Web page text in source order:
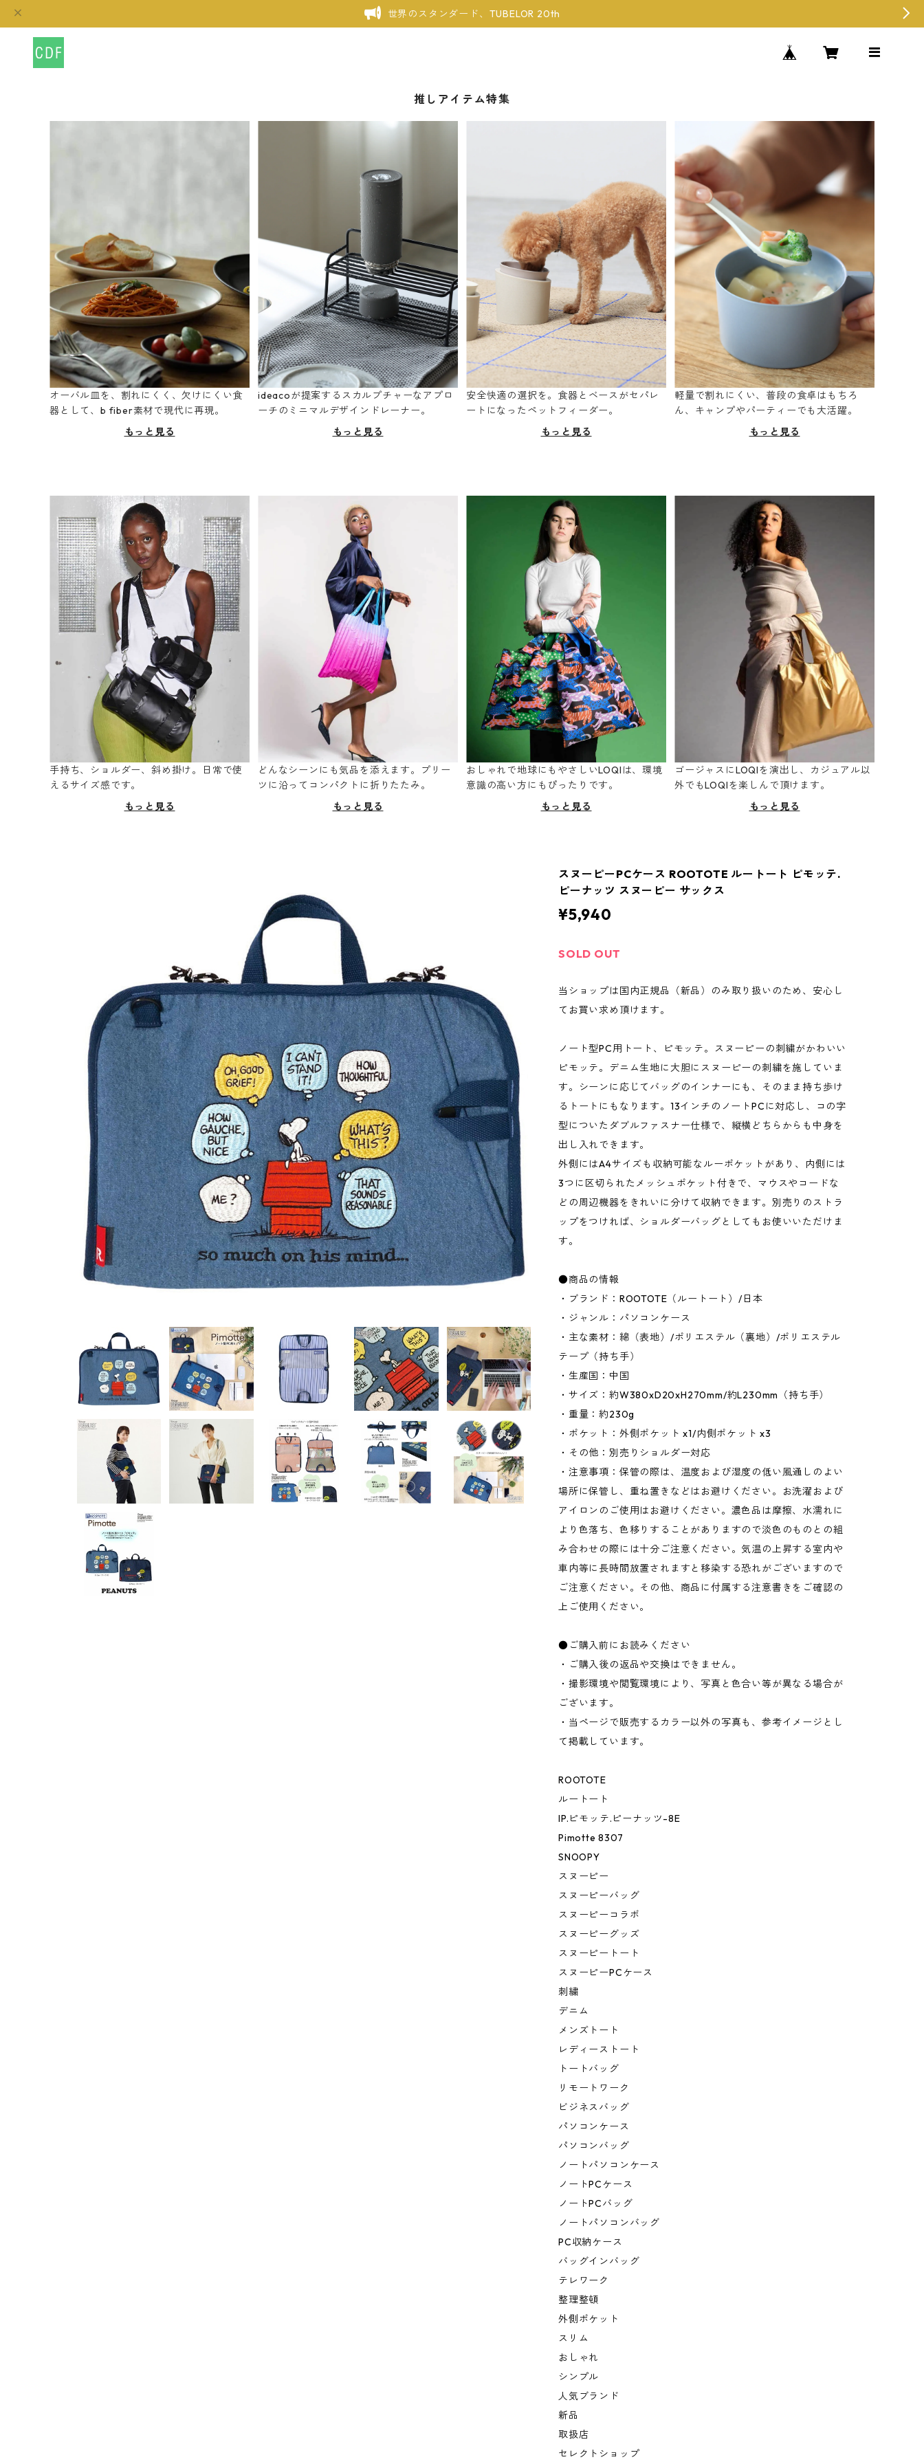
世界のスタンダード、TUBELOR 20th
推しアイテム特集
オーバル皿を、割れにくく、欠けにくい食
器として、b fiber素材で現代に再現。
もっと見る
ideacoが提案するスカルプチャーなアプロ
ーチのミニマルデザインドレーナー。
もっと見る
安全快適の選択を。食器とベースがセパレ
ートになったペットフィーダー。
もっと見る
軽量で割れにくい、普段の食卓はもちろ
ん、キャンプやパーティーでも大活躍。
もっと見る
手持ち、ショルダー、斜め掛け。日常で使
えるサイズ感です。
もっと見る
どんなシーンにも気品を添えます。プリー
ツに沿ってコンパクトに折りたたみ。
もっと見る
おしゃれで地球にもやさしいLOQIは、環境
意識の高い方にもぴったりです。
もっと見る
ゴージャスにLOQIを演出し、カジュアル以
外でもLOQIを楽しんで頂けます。
もっと見る
スヌーピーPCケース ROOTOTE ルートート ピモッテ.
ピーナッツ スヌーピー サックス
¥5,940
SOLD OUT
当ショップは国内正規品（新品）のみ取り扱いのため、安心し
てお買い求め頂けます。
ノート型PC用トート、ピモッテ。スヌーピーの刺繍がかわいい
ピモッテ。デニム生地に大胆にスヌーピーの刺繍を施していま
す。シーンに応じてバッグのインナーにも、そのまま持ち歩け
るトートにもなります。13インチのノートPCに対応し、コの字
型についたダブルファスナー仕様で、縦横どちらからも中身を
出し入れできます。
外側にはA4サイズも収納可能なルーポケットがあり、内側には
3つに区切られたメッシュポケット付きで、マウスやコードな
どの周辺機器をきれいに分けて収納できます。別売りのストラ
ップをつければ、ショルダーバッグとしてもお使いいただけま
す。
●商品の情報
・ブランド：ROOTOTE（ルートート）/日本
・ジャンル：パソコンケース
・主な素材：綿（表地）/ポリエステル（裏地）/ポリエステル
テープ（持ち手）
・生産国：中国
・サイズ：約W380xD20xH270mm/約L230mm（持ち手）
・重量：約230g
・ポケット：外側ポケット x1/内側ポケット x3
・その他：別売りショルダー対応
・注意事項：保管の際は、温度および湿度の低い風通しのよい
場所に保管し、重ね置きなどはお避けください。お洗濯および
アイロンのご使用はお避けください。濃色品は摩擦、水濡れに
より色落ち、色移りすることがありますので淡色のものとの組
み合わせの際には十分ご注意ください。気温の上昇する室内や
車内等に長時間放置されますと移染する恐れがございますので
ご注意ください。その他、商品に付属する注意書きをご確認の
上ご使用ください。
●ご購入前にお読みください
・ご購入後の返品や交換はできません。
・撮影環境や閲覧環境により、写真と色合い等が異なる場合が
ございます。
・当ページで販売するカラー以外の写真も、参考イメージとし
て掲載しています。
ROOTOTE
ルートート
IP.ピモッテ.ピーナッツ-8E
Pimotte 8307
SNOOPY
スヌーピー
スヌーピーバッグ
スヌーピーコラボ
スヌーピーグッズ
スヌーピートート
スヌーピーPCケース
刺繍
デニム
メンズトート
レディーストート
トートバッグ
リモートワーク
ビジネスバッグ
パソコンケース
パソコンバッグ
ノートパソコンケース
ノートPCケース
ノートPCバッグ
ノートパソコンバッグ
PC収納ケース
バッグインバッグ
テレワーク
整理整頓
外側ポケット
スリム
おしゃれ
シンプル
人気ブランド
新品
取扱店
セレクトショップ